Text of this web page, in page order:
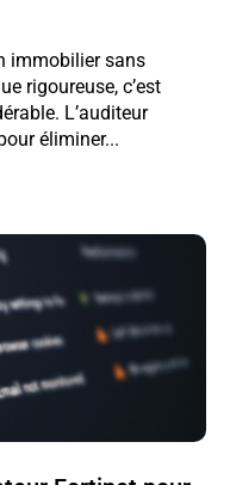
immobilier sans
rigoureuse, c’est
L’auditeur
éliminer...